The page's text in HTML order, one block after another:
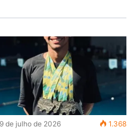
de julho de 2026 1.368